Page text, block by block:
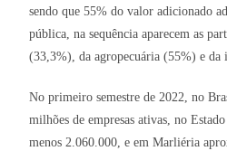
sendo que 55% do valor adicionado
pública, na sequência aparecem as
(33,3%), da agropecuária (55%) e da
No primeiro semestre de 2022, no
milhões de empresas ativas, no
menos 2.060.000, e em Marliéria